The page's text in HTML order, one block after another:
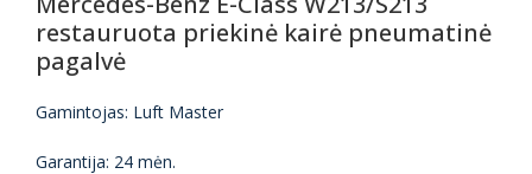
restauruota priekinė kairė pneumatinė
pagalvė
Gamintojas: Luft Master
Garantija: 24 mėn.